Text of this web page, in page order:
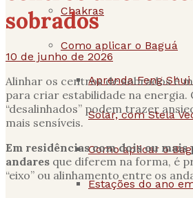
Chakras
Como aplicar o Baguá
Aprenda Feng
Solar, com Stela
Como aplicar o
Estações do ano
sobrados
10 de junho de 2026
Alinhar os centros de sobrados é
para criar estabilidade na energia.
“desalinhados” podem trazer
mais sensíveis.
Em residências com dois ou mais
andares que diferem na forma, é
“eixo” ou alinhamento entre os